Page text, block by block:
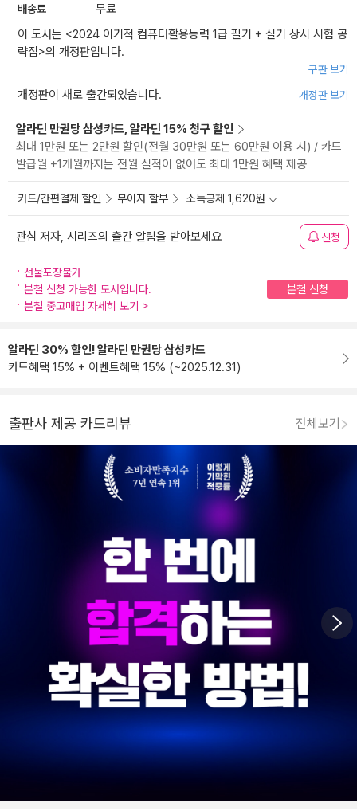
배송료
무료
이 도서는 <2024 이기적 컴퓨터활용능력 1급 필기 + 실기 상시 시험 공
략집>의 개정판입니다.
구판 보기
개정판이 새로 출간되었습니다. 개정판 보기
알라딘 만권당 삼성카드, 알라딘 15% 청구 할인
최대 1만원 또는 2만원 할인(전월 30만원 또는 60만원 이용 시) / 카드
발급월 +1개월까지는 전월 실적이 없어도 최대 1만원 혜택 제공
카드/간편결제 할인 무이자 할부 소득공제 1,620원
관심 저자, 시리즈의 출간 알림을 받아보세요 신청
선물포장불가
분철 신청 가능한 도서입니다.
분철 신청
분철 중고매입 자세히 보기 >
알라딘 30% 할인! 알라딘 만권당 삼성카드
카드혜택 15% + 이벤트혜택 15% (~2025.12.31)
출판사 제공 카드리뷰 전체보기